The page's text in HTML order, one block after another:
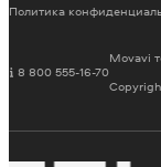
Movavi
8 800 555-16-70
Политика